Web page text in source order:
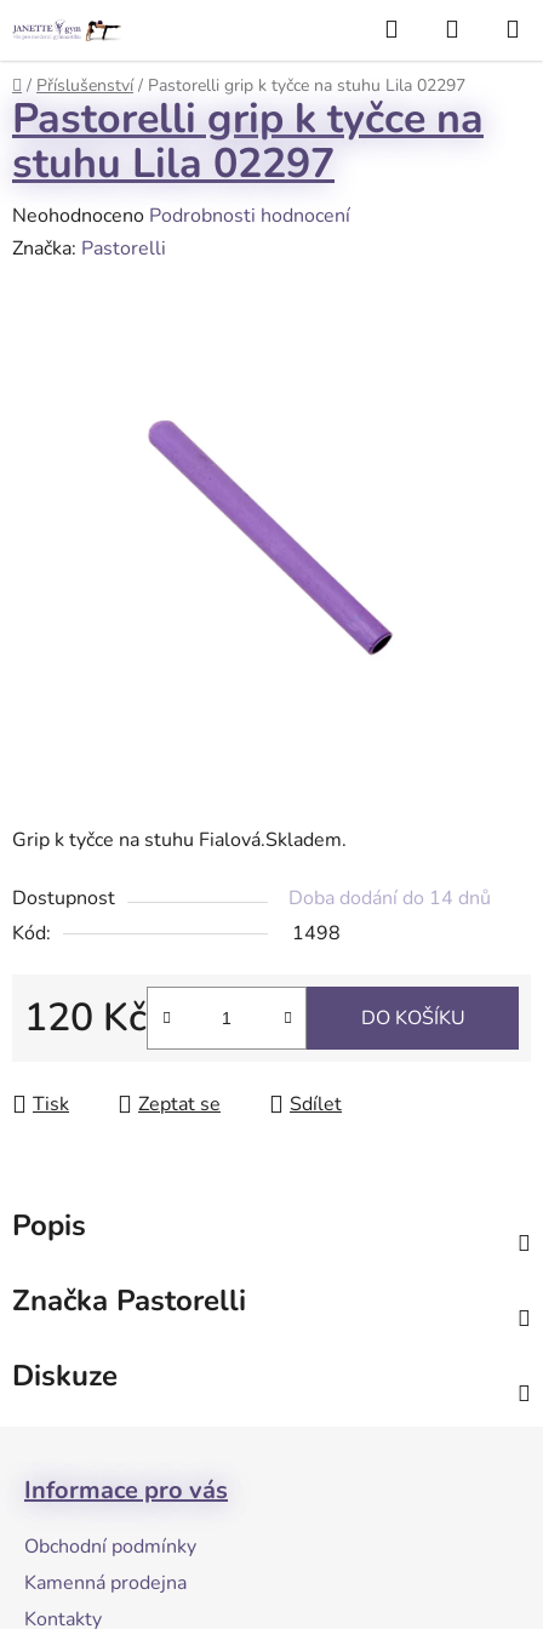
na
obsah
Hledat
KOŠÍK
Domů
/ Příslušenství / Pastorelli grip k tyčce na stuhu Lila 02297
Grip k tyčce na stuhu Fialová.Skladem.
Dostupnost
Doba dodání do 14 dnů
Kód:
1498
120 Kč DO KOŠÍKU
Tisk Zeptat se Sdílet
Pastorelli grip k tyčce na
stuhu Lila 02297
Průměrné
hodnocení
Neohodnoceno Podrobnosti hodnocení
Značka: Pastorelli
Popis
Značka Pastorelli
Diskuze
Informace pro vás
Obchodní podmínky
Kamenná prodejna
Kontakty